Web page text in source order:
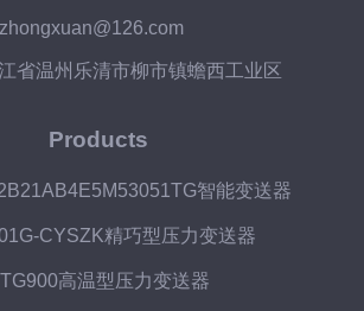
省温州乐清市柳市镇蟾西工业区
Products
智能变送器
CYSZK精巧型压力变送器
高温型压力变送器